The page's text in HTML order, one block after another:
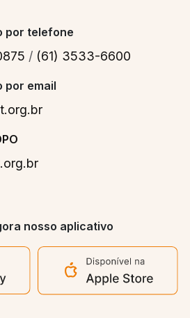
por telefone
/ (61) 3533-6600
por email
nosso aplicativo